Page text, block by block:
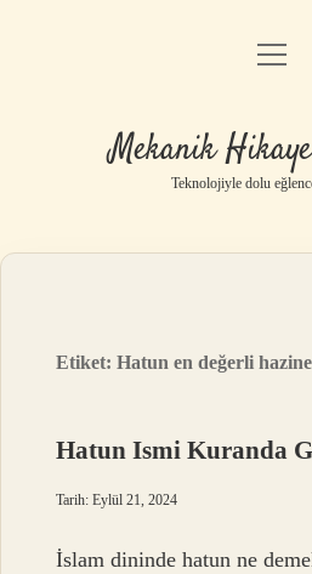
Anasayfa
Yasal
Mekanik
Teknolojiyle dolu
Etiket:Hatun en değerli
Hatun Ismi Kuranda
Tarih: Eylül 21, 2024
İslam dininde hatun ne